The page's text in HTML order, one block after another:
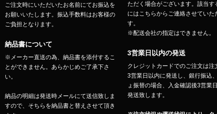
ご注文時にいただいたお名前にてお振込を
お願いいたします。振込手数料はお客様の
ご負担となります。
納品書について
※メーカー直送の為、納品書を添付するこ
とができません。あらかじめご了承下さ
い。
納品の明細は発送時メールにて送信致しま
すので、そちらを納品書と替えさせて頂き
ただく場合がございます。該当す
にはこちらからご連絡させていた
す。
※配送会社の指定はできません。
3営業日以内の発送
クレジットカードでのご注文は注
3営業日以内に発送し、銀行振込
ょ振替の場合、入金確認後3営業
発送致します。